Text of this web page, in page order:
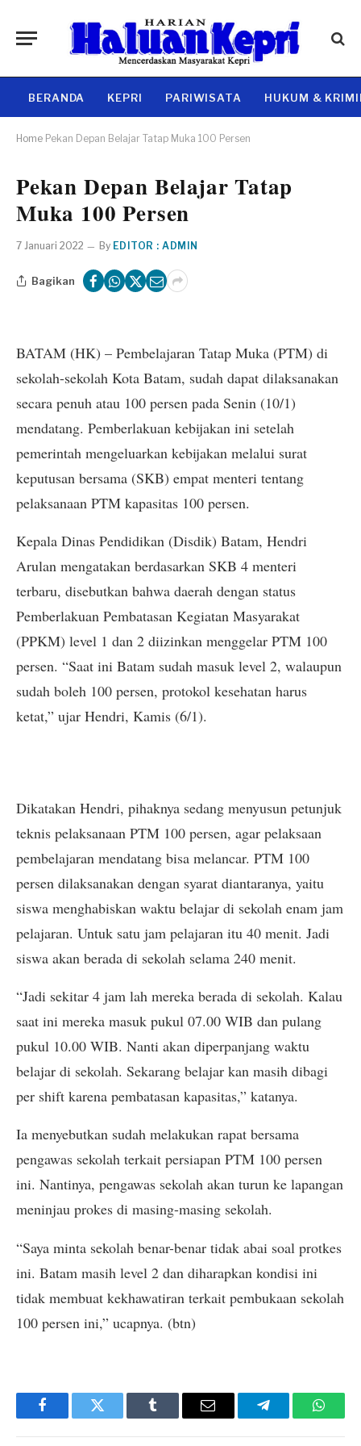
BERANDA KEPRI PARIWISATA HUKUM &
Home Pekan Depan Belajar Tatap Muka 100 Persen
Pekan Depan Belajar Tatap
Muka 100 Persen
7 Januari 2022 By EDITOR : ADMIN
Bagikan
BATAM (HK) – Pembelajaran Tatap Muka (PTM) di
sekolah-sekolah Kota Batam, sudah dapat dilaksanakan
secara penuh atau 100 persen pada Senin (10/1)
mendatang. Pemberlakuan kebijakan ini setelah
pemerintah mengeluarkan kebijakan melalui surat
keputusan bersama (SKB) empat menteri tentang
pelaksanaan PTM kapasitas 100 persen.
Kepala Dinas Pendidikan (Disdik) Batam, Hendri
Arulan mengatakan berdasarkan SKB 4 menteri
terbaru, disebutkan bahwa daerah dengan status
Pemberlakuan Pembatasan Kegiatan Masyarakat
(PPKM) level 1 dan 2 diizinkan menggelar PTM 100
persen. “Saat ini Batam sudah masuk level 2, walaupun
sudah boleh 100 persen, protokol kesehatan harus
ketat,” ujar Hendri, Kamis (6/1).
Dikatakan Hendri, pihaknya sedang menyusun petunjuk
teknis pelaksanaan PTM 100 persen, agar pelaksaan
pembelajaran mendatang bisa melancar. PTM 100
persen dilaksanakan dengan syarat diantaranya, yaitu
siswa menghabiskan waktu belajar di sekolah enam jam
pelajaran. Untuk satu jam pelajaran itu 40 menit. Jadi
siswa akan berada di sekolah selama 240 menit.
“Jadi sekitar 4 jam lah mereka berada di sekolah. Kalau
saat ini mereka masuk pukul 07.00 WIB dan pulang
pukul 10.00 WIB. Nanti akan diperpanjang waktu
belajar di sekolah. Sekarang belajar kan masih dibagi
per shift karena pembatasan kapasitas,” katanya.
Ia menyebutkan sudah melakukan rapat bersama
pengawas sekolah terkait persiapan PTM 100 persen
ini. Nantinya, pengawas sekolah akan turun ke lapangan
meninjau prokes di masing-masing sekolah.
“Saya minta sekolah benar-benar tidak abai soal protkes
ini. Batam masih level 2 dan diharapkan kondisi ini
tidak membuat kekhawatiran terkait pembukaan sekolah
100 persen ini,” ucapnya. (btn)
FacebookTwitter Tumblr Email Telegram